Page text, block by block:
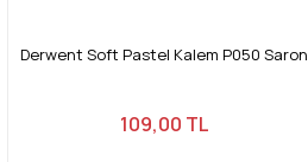
Derwent Soft Pastel Kalem P050 Saron
109,00 TL